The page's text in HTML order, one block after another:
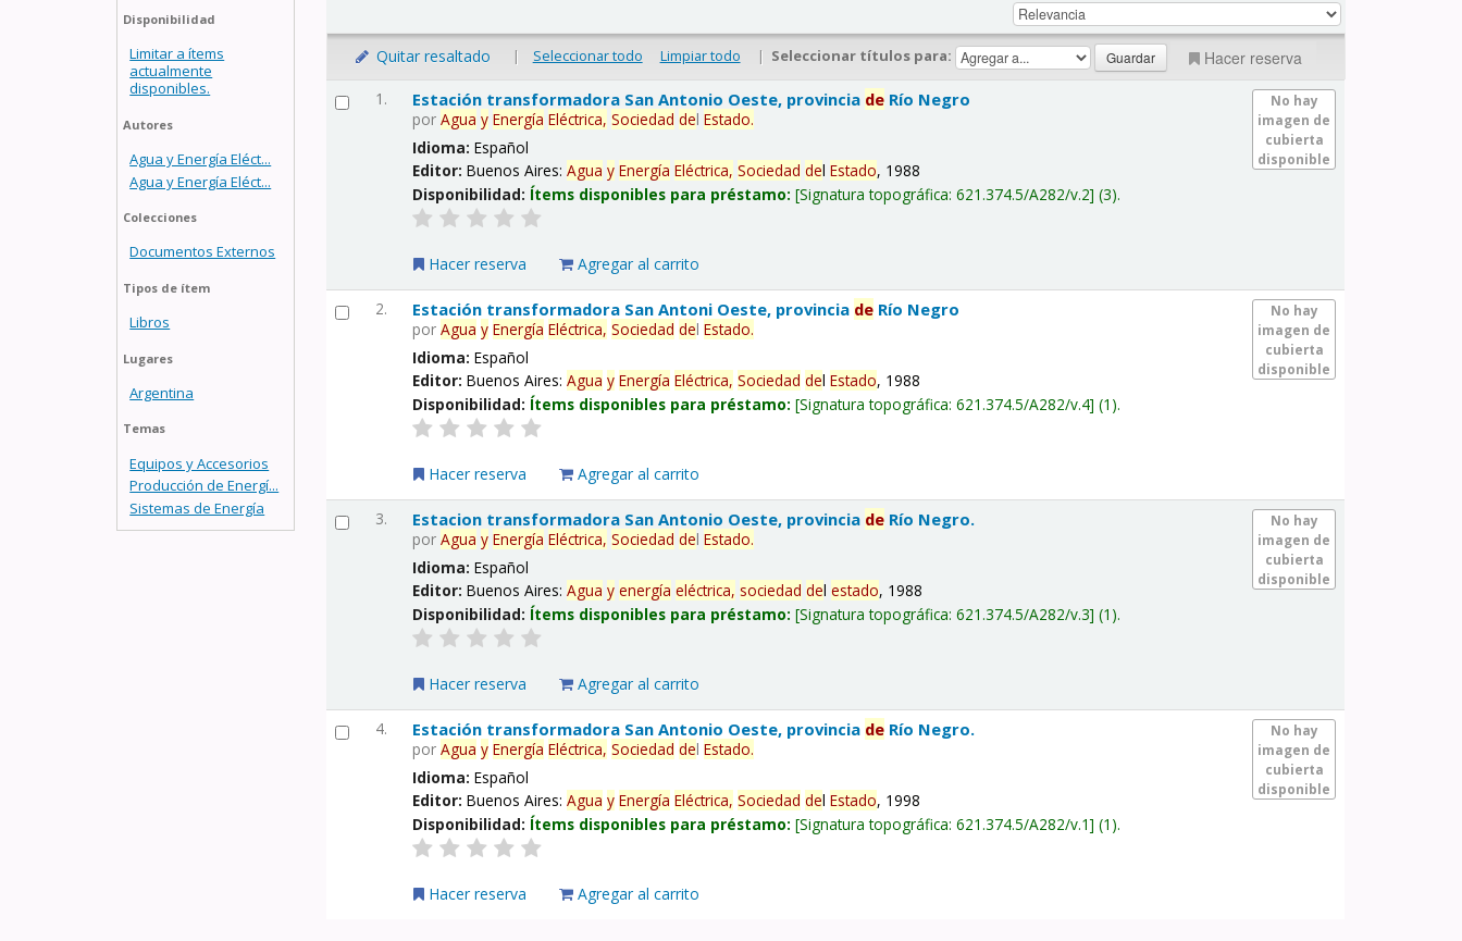
Disponibilidad
Limitar a ítems
actualmente
disponibles.
Autores
Agua y Energía Eléct...
Agua y Energía Eléct...
Colecciones
Documentos Externos
Tipos de ítem
Libros
Lugares
Argentina
Temas
Equipos y Accesorios
Producción de Energí...
Sistemas de Energía
Quitar resaltado | Seleccionar todo Limpiar todo | Seleccionar títulos para: Hacer reserva
1.
No hay
imagen de
cubierta
disponible
Estación transformadora San Antonio Oeste, provincia de Río Negro
porAgua y Energía Eléctrica, Sociedad delEstado.
Idioma:Español
Editor:Buenos Aires:Agua y Energía Eléctrica, Sociedad delEstado, 1988
Disponibilidad: Ítems disponibles para préstamo: Signatura topográfica:621.374.5/A282/v.2 (3).
Hacer reserva Agregar al carrito
2.
No hay
imagen de
cubierta
disponible
Estación transformadora San Antoni Oeste, provincia de Río Negro
porAgua y Energía Eléctrica, Sociedad delEstado.
Idioma:Español
Editor:Buenos Aires:Agua y Energía Eléctrica, Sociedad delEstado, 1988
Disponibilidad: Ítems disponibles para préstamo: Signatura topográfica:621.374.5/A282/v.4 (1).
Hacer reserva Agregar al carrito
3.
No hay
imagen de
cubierta
disponible
Estacion transformadora San Antonio Oeste, provincia de Río Negro.
porAgua y Energía Eléctrica, Sociedad delEstado.
Idioma:Español
Editor:Buenos Aires:Agua y energía eléctrica, sociedad delestado, 1988
Disponibilidad: Ítems disponibles para préstamo: Signatura topográfica:621.374.5/A282/v.3 (1).
Hacer reserva Agregar al carrito
4.
No hay
imagen de
cubierta
disponible
Estación transformadora San Antonio Oeste, provincia de Río Negro.
porAgua y Energía Eléctrica, Sociedad delEstado.
Idioma:Español
Editor:Buenos Aires:Agua y Energía Eléctrica, Sociedad delEstado, 1998
Disponibilidad: Ítems disponibles para préstamo: Signatura topográfica:621.374.5/A282/v.1 (1).
Hacer reserva Agregar al carrito